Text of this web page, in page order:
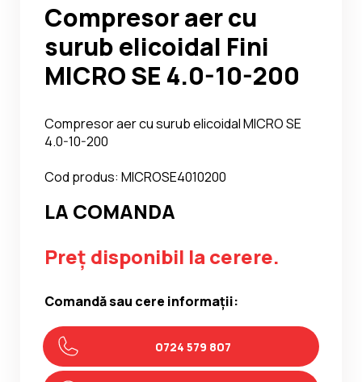
Compresor aer cu
surub elicoidal Fini
MICRO SE 4.0-10-200
Compresor aer cu surub elicoidal MICRO SE
4.0-10-200
Cod produs: MICROSE4010200
LA COMANDA
Preț disponibil la cerere.
Comandă sau cere informații:
0724 579 807